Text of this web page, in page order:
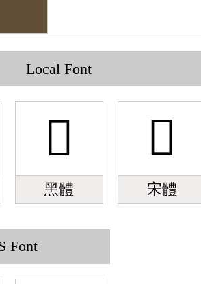
Local Font
𣃾
黑體
𣃾
宋體
Font